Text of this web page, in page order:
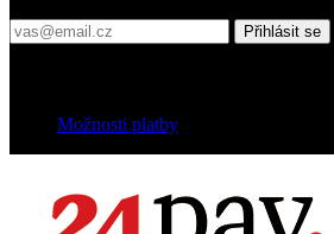
Přihlásit se
Možnosti platby